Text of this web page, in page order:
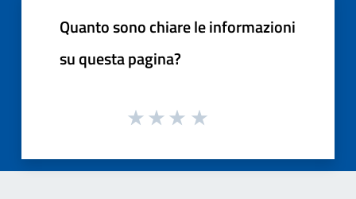
Quanto sono chiare le informazioni
su questa pagina?